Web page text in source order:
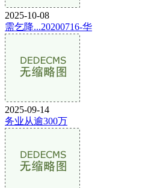
2025-10-08
需乞降...20200716-华
2025-09-14
务业从逾300万